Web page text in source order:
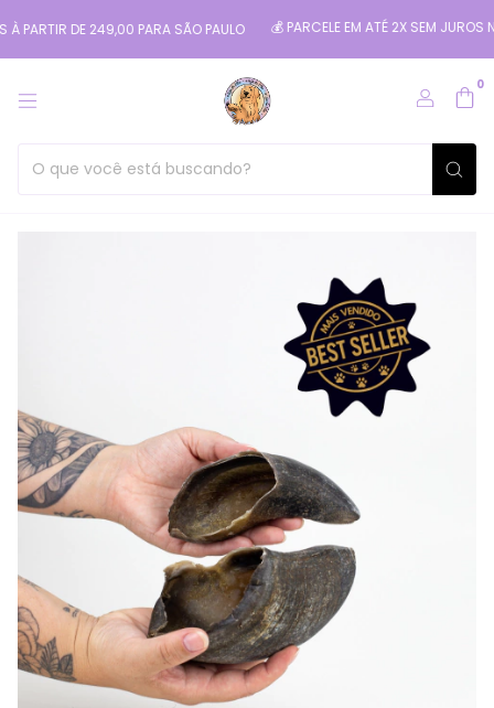
DE 249,00 PARA SÃO PAULO 💰 PARCELE EM ATÉ 2X SEM JUROS NO
0